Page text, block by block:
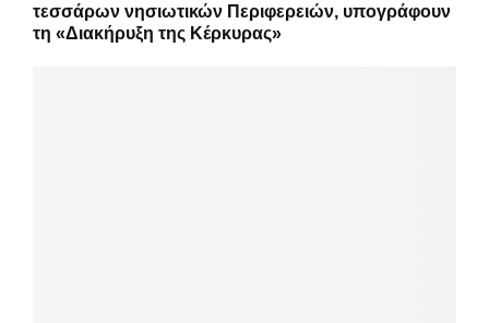
τεσσάρων νησιωτικών Περιφερειών, υπογράφουν
τη «Διακήρυξη της Κέρκυρας»